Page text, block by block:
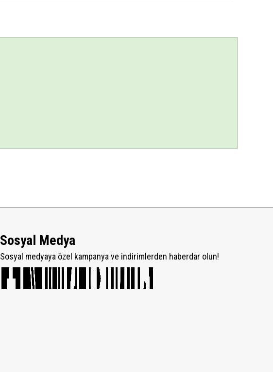
Sosyal Medya
Sosyal medyaya özel kampanya ve indirimlerden haberdar olun!